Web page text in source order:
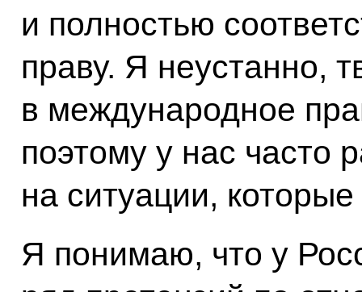
и полностью
праву. Я неустанно,
в международное
поэтому у нас часто
на ситуации, которые
Я понимаю, что у